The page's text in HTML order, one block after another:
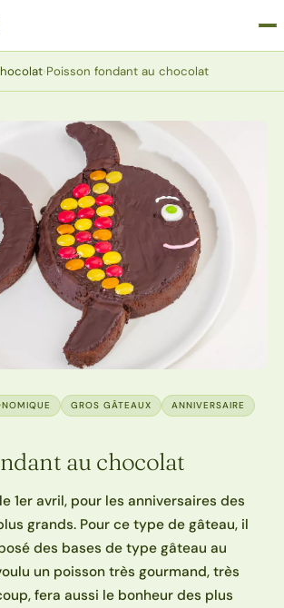
›Poisson fondant au chocolat
GROS GÂTEAUX
ANNIVERSAIRE
au chocolat
1er avril, pour les anniversaires des
grands. Pour ce type de gâteau, il
des bases de type gâteau au
un poisson très gourmand, très
fera aussi le bonheur des plus